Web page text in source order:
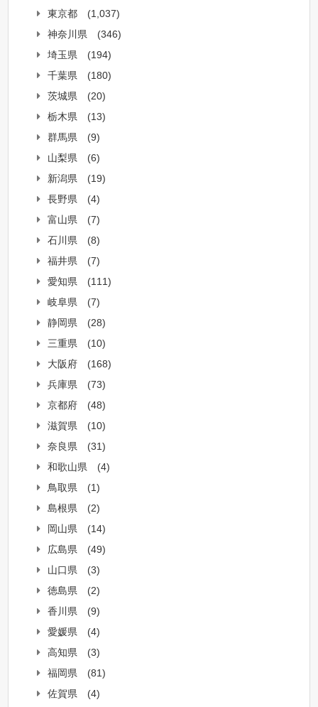
東京都
(1,037)
神奈川県
(346)
埼玉県
(194)
千葉県
(180)
茨城県
(20)
栃木県
(13)
群馬県
(9)
山梨県
(6)
新潟県
(19)
長野県
(4)
富山県
(7)
石川県
(8)
福井県
(7)
愛知県
(111)
岐阜県
(7)
静岡県
(28)
三重県
(10)
大阪府
(168)
兵庫県
(73)
京都府
(48)
滋賀県
(10)
奈良県
(31)
和歌山県
(4)
鳥取県
(1)
島根県
(2)
岡山県
(14)
広島県
(49)
山口県
(3)
徳島県
(2)
香川県
(9)
愛媛県
(4)
高知県
(3)
福岡県
(81)
佐賀県
(4)